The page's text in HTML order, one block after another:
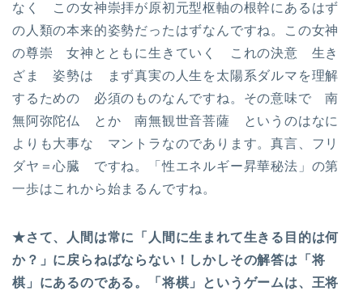
なく この女神崇拝が原初元型枢軸の根幹にあるはず
の人類の本来的姿勢だったはずなんですね。この女神
の尊崇 女神とともに生きていく これの決意 生き
ざま 姿勢は まず真実の人生を太陽系ダルマを理解
するための 必須のものなんですね。その意味で 南
無阿弥陀仏 とか 南無観世音菩薩 というのはなに
よりも大事な マントラなのであります。真言、フリ
ダヤ＝心臓 ですね。「性エネルギー昇華秘法」の第
一歩はこれから始まるんですね。
★さて、人間は常に「人間に生まれて生きる目的は何
か？」に戻らねばならない！しかしその解答は「将
棋」にあるのである。「将棋」というゲームは、王将